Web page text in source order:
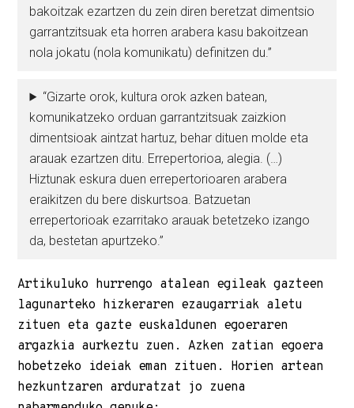
bakoitzak ezartzen du zein diren beretzat dimentsio
garrantzitsuak eta horren arabera kasu bakoitzean
nola jokatu (nola komunikatu) definitzen du.”
“Gizarte orok, kultura orok azken batean,
komunikatzeko orduan garrantzitsuak zaizkion
dimentsioak aintzat hartuz, behar dituen molde eta
arauak ezartzen ditu. Errepertorioa, alegia. (…)
Hiztunak eskura duen errepertorioaren arabera
eraikitzen du bere diskurtsoa. Batzuetan
errepertorioak ezarritako arauak betetzeko izango
da, bestetan apurtzeko.”
Artikuluko hurrengo atalean egileak gazteen
lagunarteko hizkeraren ezaugarriak aletu
zituen eta gazte euskaldunen egoeraren
argazkia aurkeztu zuen. Azken zatian egoera
hobetzeko ideiak eman zituen. Horien artean
hezkuntzaren arduratzat jo zuena